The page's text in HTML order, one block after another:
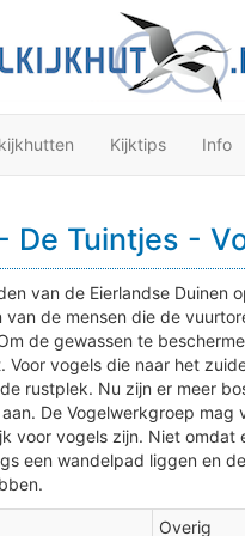
Kijktips Info
De Tuintjes -
van de Eierlandse Duinen
van de mensen die de
de gewassen te
Voor vogels die naar het
rustplek. Nu zijn er meer
De Vogelwerkgroep
voor vogels zijn. Niet
een wandelpad liggen en
Overig